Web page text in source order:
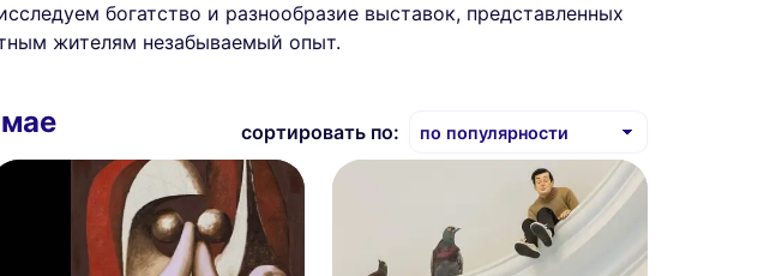
богатство и разнообразие выставок, представленных
жителям незабываемый опыт.
сортировать по: